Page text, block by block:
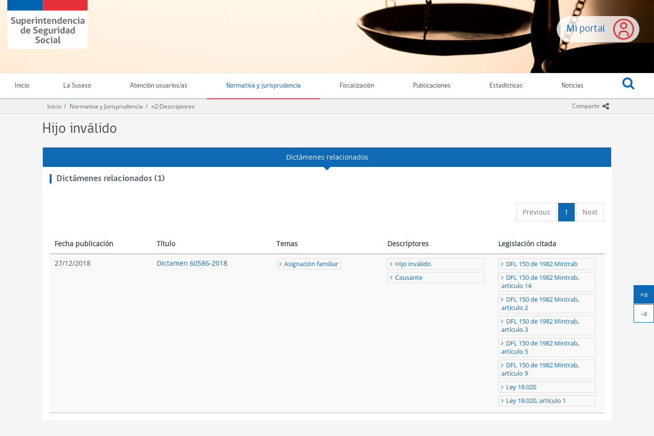
contenido
principal
Mi portal
Superintendencia
de
Seguridad
(SUSESO)
Chile
Inicio La Suseso Atención usuarios/as Normativa y jurisprudencia Fiscalización Publicaciones Estadísticas Noticias
Compartir icono
Inicio Normativa y Jurisprudencia n2:Descriptores
Hijo inválido
Dictámenes relacionados
Dictámenes relacionados (1)
Previous 1 Next
Fecha publicación Título Temas Descriptores Legislación citada
27/12/2018 Dictamen 60586-2018 Asignación familiar
Hijo inválido
Causante
DFL 150 de 1982 Mintrab
DFL 150 de 1982 Mintrab,
artículo 14
DFL 150 de 1982 Mintrab,
artículo 2
DFL 150 de 1982 Mintrab,
artículo 3
DFL 150 de 1982 Mintrab,
artículo 5
DFL 150 de 1982 Mintrab,
artículo 9
Ley 18.020
Ley 18.020, artículo 1
+a
-a